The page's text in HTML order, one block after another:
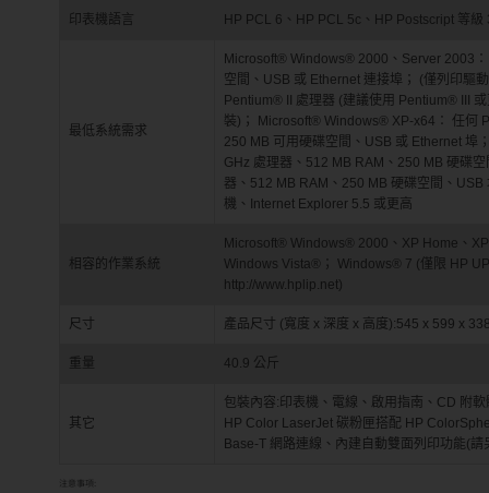
印表機語言 HP PCL 6、HP PCL 5c、HP Postscript 等級
最低系統需求
Microsoft® Windows® 2000、Server 2003
空間、USB 或 Ethernet 連接埠； (僅列印驅
Pentium® II 處理器 (建議使用 Pentium® III
裝)； Microsoft® Windows® XP-x64： 任何
250 MB 可用硬碟空間、USB 或 Ethernet
GHz 處理器、512 MB RAM、250 MB 硬碟
器、512 MB RAM、250 MB 硬碟空間、
機、Internet Explorer 5.5 或更高
相容的作業系統
Microsoft® Windows® 2000、XP Home、
Windows Vista®； Windows® 7 (僅限 HP
http://www.hplip.net)
尺寸 產品尺寸 (寬度 x 深度 x 高度):545 x 599 x
重量 40.9 公斤
其它
包裝內容:印表機、電線、啟用指南、CD 附
HP Color LaserJet 碳粉匣搭配 HP
Base-T 網路連線、內建自動雙面列印功能(請
注意事項: